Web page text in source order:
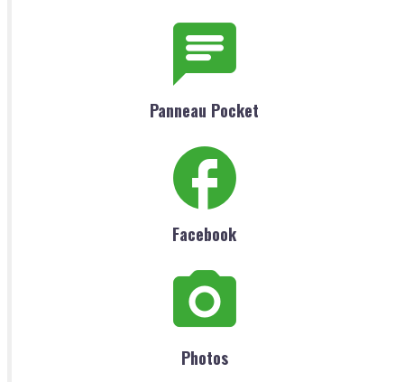
Panneau Pocket
Facebook
Photos